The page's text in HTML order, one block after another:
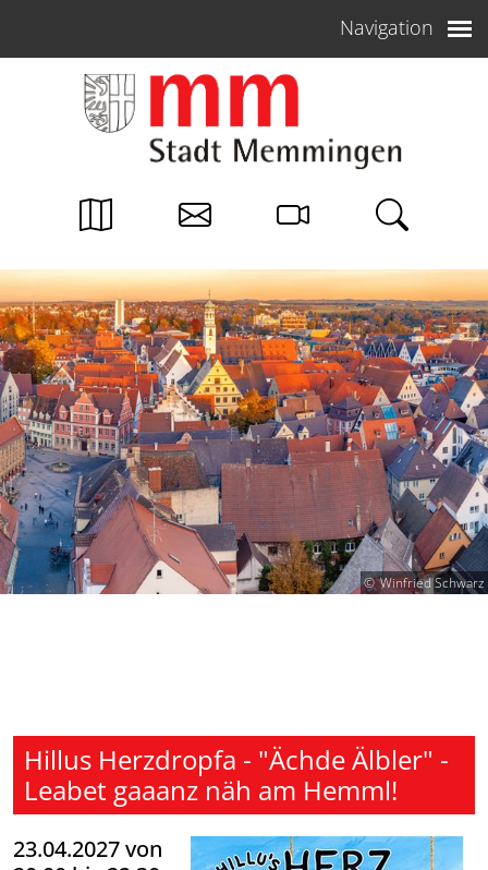
Navigation
Winfried Schwarz
Hillus Herzdropfa - "Ächde Älbler" -
Leabet gaaanz näh am Hemml!
23.04.2027 von